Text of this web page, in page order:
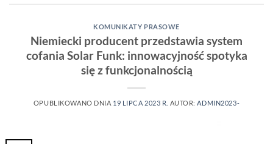
KOMUNIKATY PRASOWE
Niemiecki producent przedstawia system
cofania Solar Funk: innowacyjność spotyka
się z funkcjonalnością
OPUBLIKOWANO DNIA 19 LIPCA 2023 R. AUTOR:ADMIN2023-